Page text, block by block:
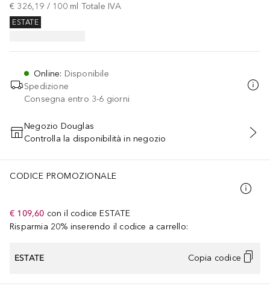
€ 326,19 / 100 ml Totale IVA
ESTATE
Online: Disponibile
Spedizione
Consegna entro 3-6 giorni
AGGIUNGI AL CARRELLO
Negozio Douglas
Controlla la disponibilità in negozio
CODICE PROMOZIONALE
€ 109,60 con il codice ESTATE
Risparmia 20% inserendo il codice a carrello:
ESTATE Copia codice